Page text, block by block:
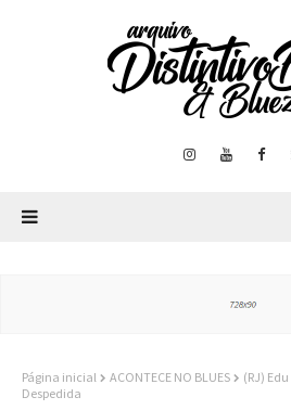
Página inicial ACONTECE NO BLUES
(RJ)
Despedida